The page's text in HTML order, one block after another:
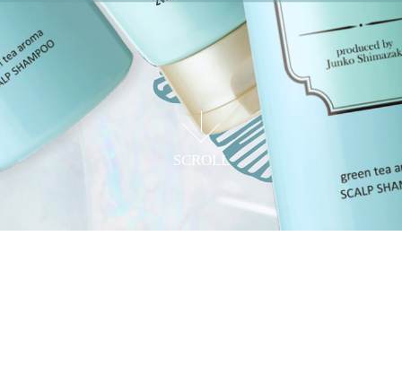
SCROLL
真心を込め一人ひとりに寄り添う
次世代型美容サプリ＆コスメを提案する